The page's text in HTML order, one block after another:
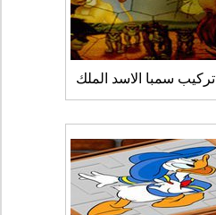
تركيب سمبا الاسد الملك